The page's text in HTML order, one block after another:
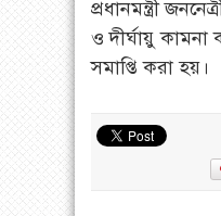
প্রধানমন্ত্রী
ও দীর্ঘায়ু
সমাপ্তি করা হয়।